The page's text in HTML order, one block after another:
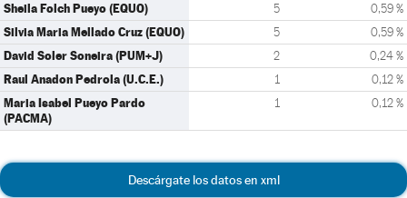
Sheila Folch Pueyo (EQUO) 5 0,59 %
Silvia Maria Mellado Cruz (EQUO) 5 0,59 %
David Soler Soneira (PUM+J) 2 0,24 %
Raul Anadon Pedrola (U.C.E.) 1 0,12 %
Maria Isabel Pueyo Pardo
(PACMA)
1 0,12 %
Descárgate los datos en xml